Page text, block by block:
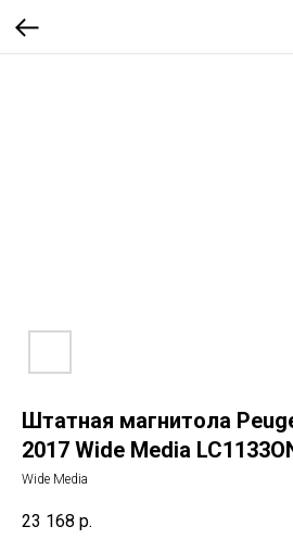
Штатная магнитола
2017 Wide Media
Wide Media
23 168 р.